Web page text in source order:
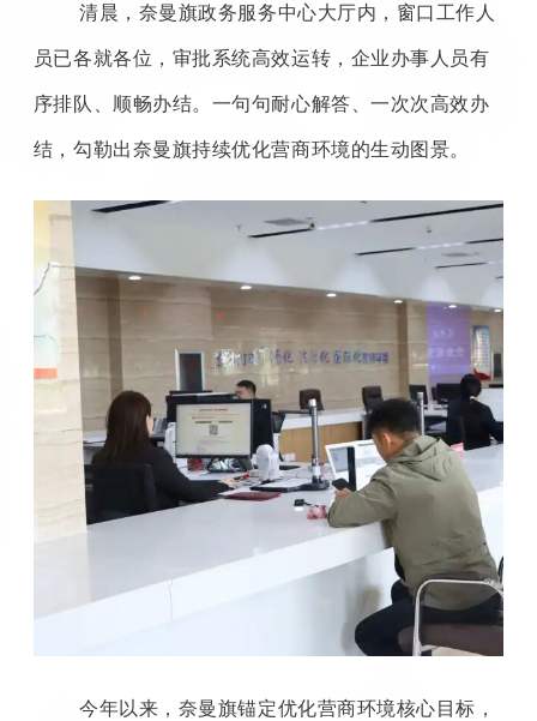
清晨，奈曼旗政务服务中心大厅内，窗口工作人
员已各就各位，审批系统高效运转，企业办事人员有
序排队、顺畅办结。一句句耐心解答、一次次高效办
结，勾勒出奈曼旗持续优化营商环境的生动图景。
今年以来，奈曼旗锚定优化营商环境核心目标，